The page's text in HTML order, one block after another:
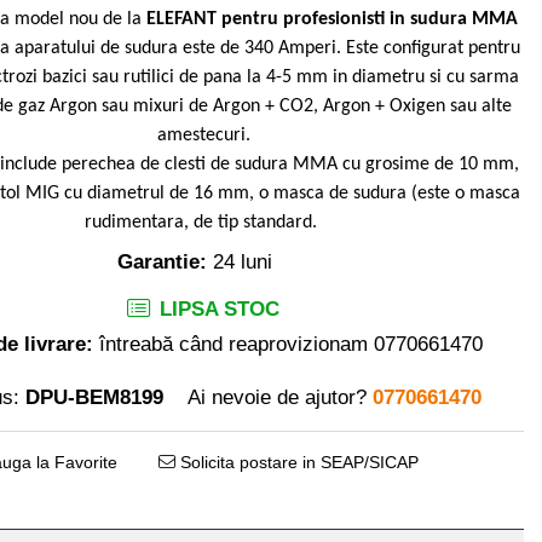
model nou de la ELEFANT pentru profesionisti in sudura MMA
aparatului de sudura este de 340 Amperi. Este configurat pentru
bazici sau rutilici de pana la 4-5 mm in diametru si cu sarma
gaz Argon sau mixuri de Argon + CO2, Argon + Oxigen sau alte
amestecuri.
perechea de clesti de sudura MMA cu grosime de 10 mm,
MIG cu diametrul de 16 mm, o masca de sudura (este o masca
rudimentara, de tip standard.
Garantie: 24 luni
LIPSA STOC
livrare: întreabă când reaprovizionam 0770661470
DPU-BEM8199 Ai nevoie de ajutor? 0770661470
la Favorite Solicita postare in SEAP/SICAP